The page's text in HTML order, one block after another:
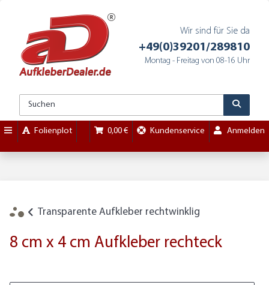
Wir sind für Sie da
+49(0)39201/289810
Montag - Freitag von 08-16 Uhr
Folienplot 0,00 € Kundenservice Anmelden
Transparente Aufkleber rechtwinklig
8 cm x 4 cm Aufkleber rechteck